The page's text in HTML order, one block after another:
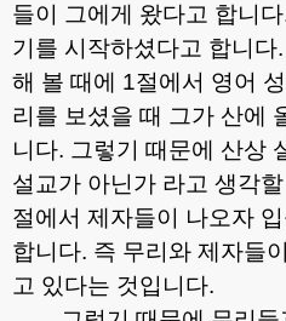
들이 그에게 왔다고 합니다
기를 시작하셨다고 합니다
해 볼 때에 1절에서 영어
리를 보셨을 때 그가 산에
니다. 그렇기 때문에 산상
설교가 아닌가 라고 생각
절에서 제자들이 나오자
합니다. 즉 무리와 제자들
고 있다는 것입니다.